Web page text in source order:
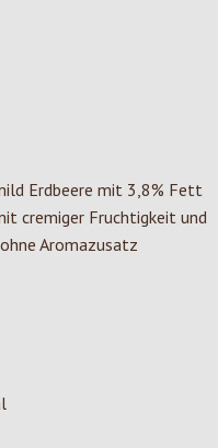
Erdbeere mit 3,8% Fett
cremiger Fruchtigkeit und
Aromazusatz